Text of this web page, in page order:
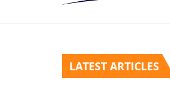
LATEST ARTICLES